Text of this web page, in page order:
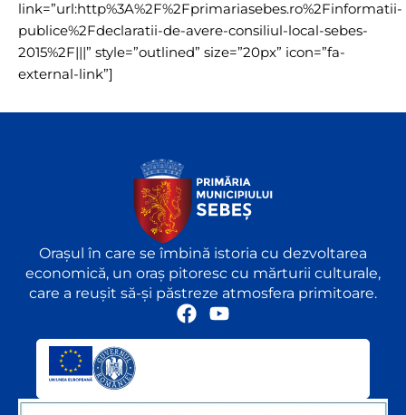
link=”url:http%3A%2F%2Fprimariasebes.ro%2Finformatii-
publice%2Fdeclaratii-de-avere-consiliul-local-sebes-
2015%2F|||” style=”outlined” size=”20px” icon=”fa-
external-link”]
Orașul în care se îmbină istoria cu dezvoltarea
economică, un oraș pitoresc cu mărturii culturale,
care a reușit să-și păstreze atmosfera primitoare.
F
a
Y
o